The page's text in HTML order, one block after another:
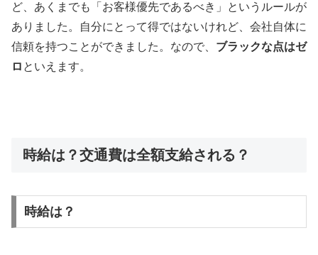
ど、あくまでも「お客様優先であるべき」というルールが
ありました。自分にとって得ではないけれど、会社自体に
信頼を持つことができました。なので、 ブラックな点はゼ
ロ といえます。
時給は？交通費は全額支給される？
時給は？